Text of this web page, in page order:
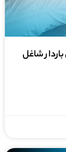
شاغل